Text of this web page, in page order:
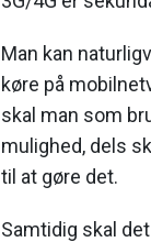
Man kan
køre på
skal man som
mulighed, dels
til at gøre det.
Samtidig skal